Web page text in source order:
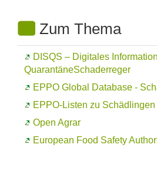
Zum Thema
DISQS – Digitales
QuarantäneSchaderreger
EPPO Global Database -
EPPO-Listen zu Schädlingen
Open Agrar
European Food Safety